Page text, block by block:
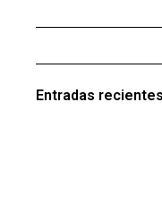
Entradas recientes